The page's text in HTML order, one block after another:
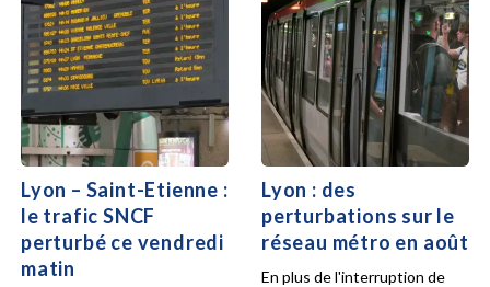
Lyon – Saint-Etienne :
le trafic SNCF
perturbé ce vendredi
matin
Lyon : des
perturbations sur le
réseau métro en août
En plus de l'interruption de